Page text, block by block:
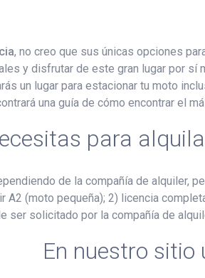
, no creo que sus únicas opciones
y disfrutar de este gran lugar por
un lugar para estacionar tu moto
una guía de cómo encontrar el
para
de la compañía de alquiler,
A2 (moto pequeña); 2) licencia
ser solicitado por la compañía de
En nuestro sitio